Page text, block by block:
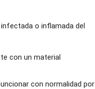
o inflamada del
con un material
con normalidad por